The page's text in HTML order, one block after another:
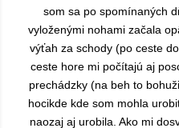
som sa po spomínaných
vyloženými nohami začala
výťah za schody (po ceste
ceste hore mi počítajú aj
prechádzky (na beh to
hocikde kde som mohla
naozaj aj urobila. Ako mi